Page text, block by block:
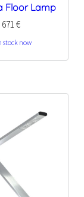
Floor Lamp
671€
stock now